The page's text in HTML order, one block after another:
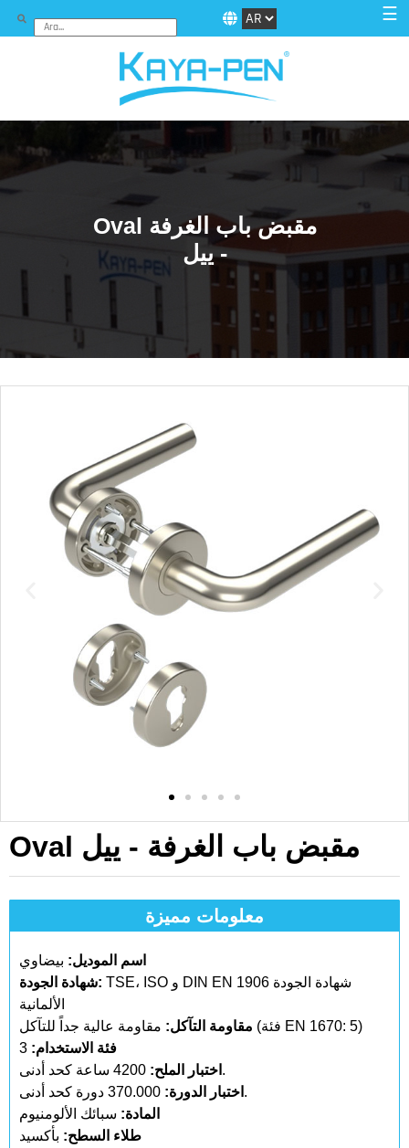
☰
Oval مقبض باب الغرفة
- ييل
Oval مقبض باب الغرفة - ييل
معلومات مميزة
اسم الموديل: بيضاوي
شهادة الجودة: TSE، ISO و DIN EN 1906 شهادة الجودة
الألمانية
مقاومة التآكل:
مقاومة عالية جداً للتآكل (فئة EN 1670: 5)
فئة الاستخدام:
اختبار الملح: 4200 ساعة كحد أدنى.
اختبار الدورة: 370.000 دورة كحد أدنى.
المادة: سبائك الألومنيوم
طلاء السطح: بأكسيد